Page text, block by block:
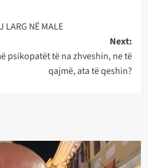
LARG NË MALE
Next:
psikopatët të na zhveshin, ne të
qajmë, ata të qeshin?